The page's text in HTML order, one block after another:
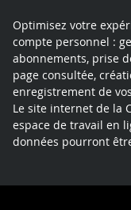
Optimisez votre
compte personnel :
abonnements, prise
page consultée,
enregistrement de
Le site internet de la
espace de travail en
données pourront